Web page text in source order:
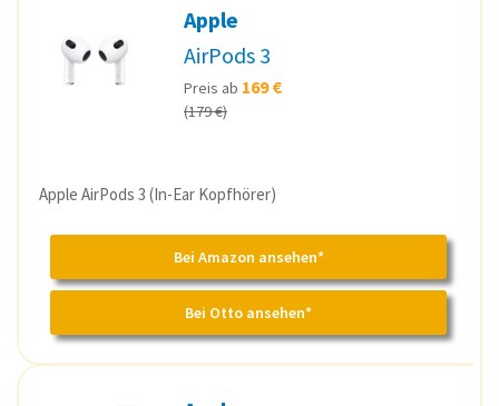
Apple
AirPods 3
Preis ab 169 €
(179 €)
Apple AirPods 3 (In-Ear Kopfhörer)
Bei Amazon ansehen*
Bei Otto ansehen*